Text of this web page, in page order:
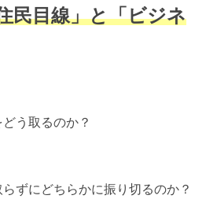
民目線」と「ビジネ
う取るのか？
ずにどちらかに振り切るのか？